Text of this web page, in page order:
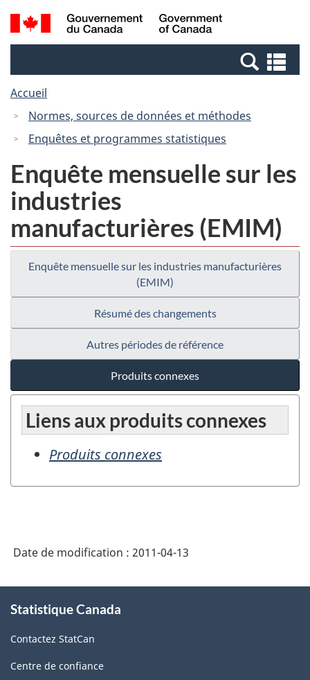
Passer
au
Passer
à
Canada
Recherche
et
et
Accueil
Normes, sources de données et méthodes
Enquêtes et programmes statistiques
Enquête mensuelle sur les
industries
manufacturières (EMIM)
Enquête mensuelle sur les industries manufacturières
(EMIM)
Résumé des changements
Autres périodes de référence
Produits connexes
Liens aux produits connexes
Produits connexes
Date de modification : 2011-04-13
propos
ce
site
Statistique Canada
Contactez StatCan
Centre de confiance